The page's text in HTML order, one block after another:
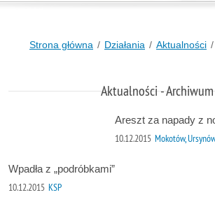
Strona główna Działania Aktualności
Aktualności - Archiwum
Areszt za napady z
10.12.2015 Mokotów,
Wpadła z „podróbkami”
10.12.2015 KSP